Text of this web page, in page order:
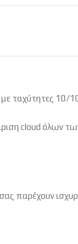
με ταχύτητες
cloud όλων
παρέχουν